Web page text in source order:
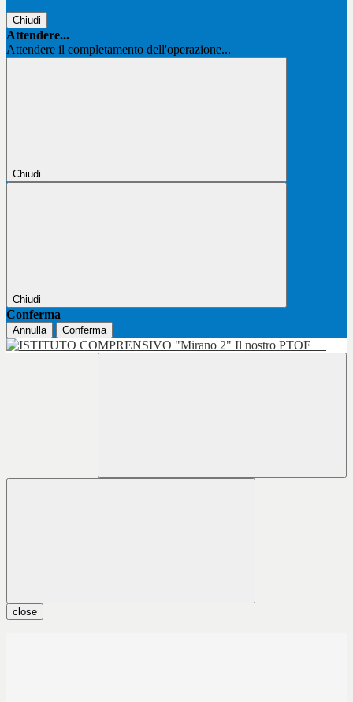
Chiudi
Attendere...
Attendere il completamento dell'operazione...
Chiudi
Chiudi
Conferma
Annulla Conferma
Il nostro PTOF
close